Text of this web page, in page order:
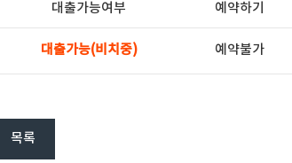
대출가능여부 예약하기
대출가능(비치중) 예약불가
목록